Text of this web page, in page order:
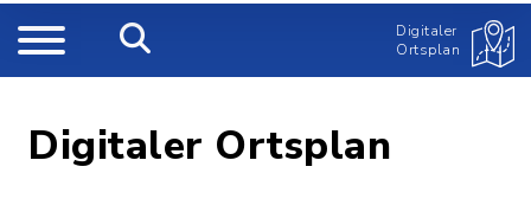
Digitaler
Ortsplan
Digitaler Ortsplan